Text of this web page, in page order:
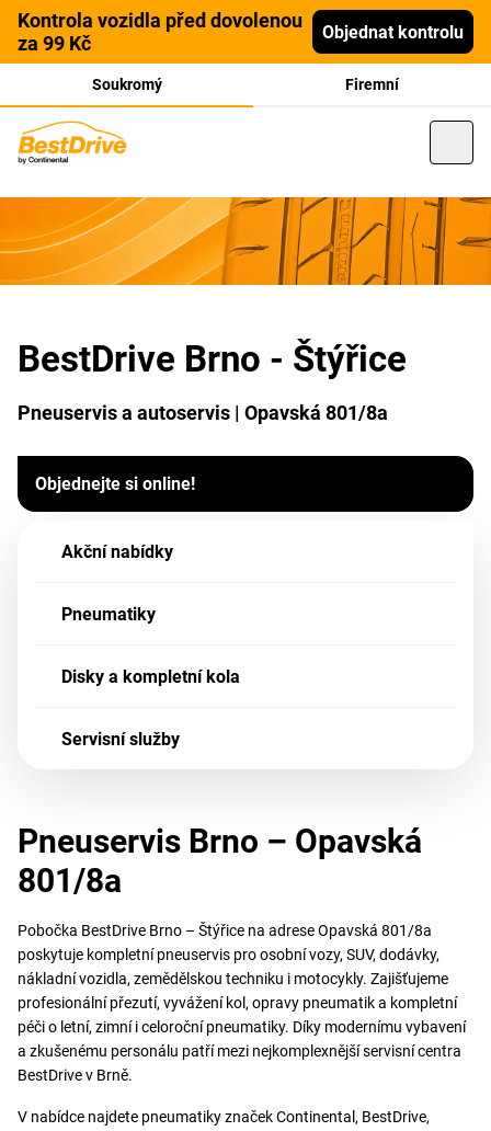
Kontrola vozidla před dovolenou
za 99 Kč
Objednat kontrolu
Soukromý Firemní
BestDrive Brno - Štýřice
Pneuservis a autoservis | Opavská 801/8a
Objednejte si online!
Akční nabídky
Pneumatiky
Disky a kompletní kola
Servisní služby
Pneuservis Brno – Opavská
801/8a
Pobočka BestDrive Brno – Štýřice na adrese Opavská 801/8a
poskytuje kompletní pneuservis pro osobní vozy, SUV, dodávky,
nákladní vozidla, zemědělskou techniku i motocykly. Zajišťujeme
profesionální přezutí, vyvážení kol, opravy pneumatik a kompletní
péči o letní, zimní i celoroční pneumatiky. Díky modernímu vybavení
a zkušenému personálu patří mezi nejkomplexnější servisní centra
BestDrive v Brně.
V nabídce najdete pneumatiky značek Continental, BestDrive,